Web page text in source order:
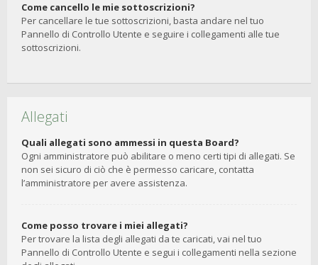
Come cancello le mie sottoscrizioni?
Per cancellare le tue sottoscrizioni, basta andare nel tuo
Pannello di Controllo Utente e seguire i collegamenti alle tue
sottoscrizioni.
Allegati
Quali allegati sono ammessi in questa Board?
Ogni amministratore può abilitare o meno certi tipi di allegati. Se
non sei sicuro di ciò che è permesso caricare, contatta
l’amministratore per avere assistenza.
Come posso trovare i miei allegati?
Per trovare la lista degli allegati da te caricati, vai nel tuo
Pannello di Controllo Utente e segui i collegamenti nella sezione